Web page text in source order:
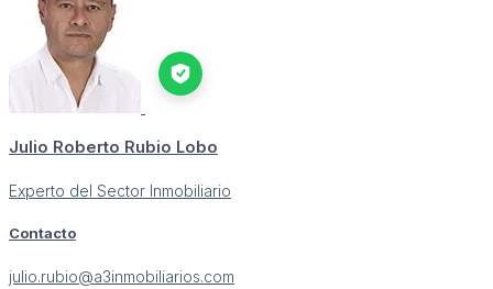
Julio Roberto Rubio Lobo
Experto del Sector Inmobiliario
Contacto
julio.rubio@a3inmobiliarios.com